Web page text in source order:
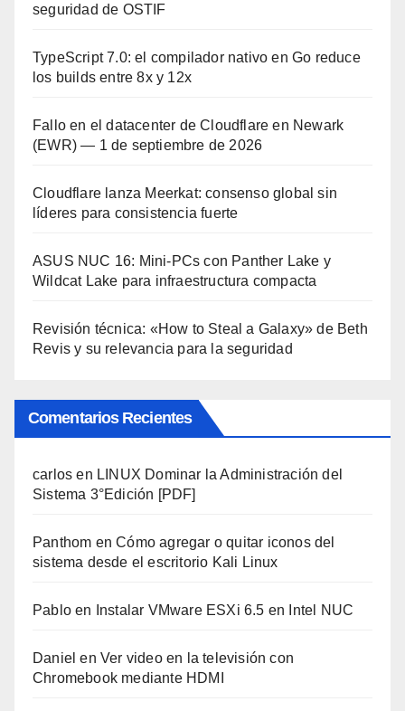
seguridad de OSTIF
TypeScript 7.0: el compilador nativo en Go reduce
los builds entre 8x y 12x
Fallo en el datacenter de Cloudflare en Newark
(EWR) — 1 de septiembre de 2026
Cloudflare lanza Meerkat: consenso global sin
líderes para consistencia fuerte
ASUS NUC 16: Mini-PCs con Panther Lake y
Wildcat Lake para infraestructura compacta
Revisión técnica: «How to Steal a Galaxy» de Beth
Revis y su relevancia para la seguridad
Comentarios Recientes
carlos en LINUX Dominar la Administración del
Sistema 3°Edición [PDF]
Panthom enCómo agregar o quitar iconos del
sistema desde el escritorio Kali Linux
Pablo en Instalar VMware ESXi 6.5 en Intel NUC
Daniel enVer video en la televisión con
Chromebook mediante HDMI